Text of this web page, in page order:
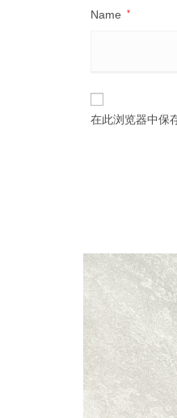
Name *
在此浏览器中保